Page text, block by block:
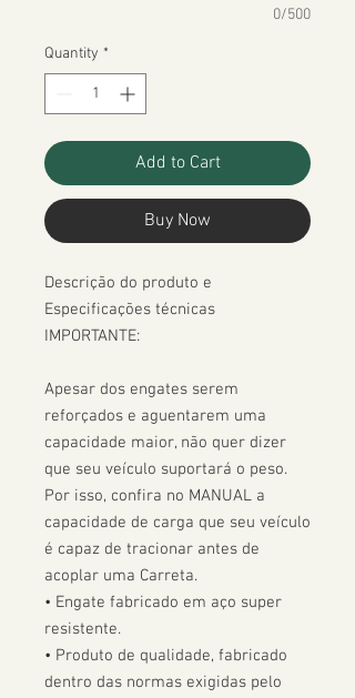
0/500
Quantity *
Add to Cart
Buy Now
Descrição do produto e
Especificações técnicas
IMPORTANTE:
Apesar dos engates serem
reforçados e aguentarem uma
capacidade maior, não quer dizer
que seu veículo suportará o peso.
Por isso, confira no MANUAL a
capacidade de carga que seu veículo
é capaz de tracionar antes de
acoplar uma Carreta.
• Engate fabricado em aço super
resistente.
• Produto de qualidade, fabricado
dentro das normas exigidas pelo